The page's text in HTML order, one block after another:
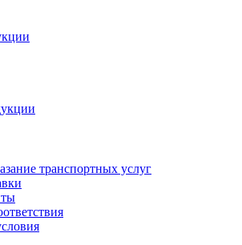
транспортных услуг